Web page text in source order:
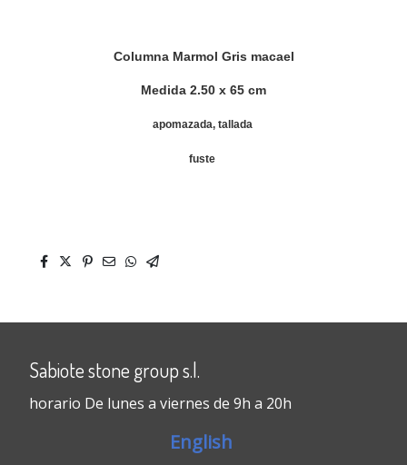
Columna Marmol Gris macael
Medida 2.50 x 65 cm
apomazada, tallada
fuste
Sabiote stone group s.l.
horario De lunes a viernes de 9h a 20h
English